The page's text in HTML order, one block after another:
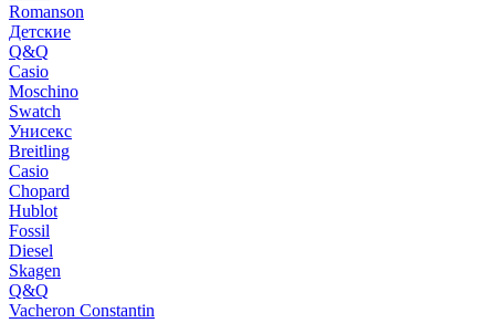
Romanson
Детские
Q&Q
Casio
Moschino
Swatch
Унисекс
Breitling
Casio
Chopard
Hublot
Fossil
Diesel
Skagen
Q&Q
Vacheron Constantin